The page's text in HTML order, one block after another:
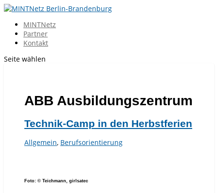
MINTNetz
Partner
Kontakt
Seite wählen
ABB Ausbildungszentrum
Technik-Camp in den Herbstferien
Allgemein, Berufsorientierung
Foto: © Teichmann, girlsatec